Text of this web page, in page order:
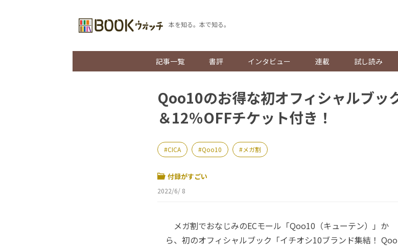
本を知る。本で知る。
記事一覧 書評 インタビュー 連載 試し読み
Qoo10のお得な初オフィシャルブッ
＆12％OFFチケット付き！
CICA Qoo10 メガ割
付録がすごい
2022/6/ 8
メガ割でおなじみのECモール「Qoo10（キューテン）」か
ら、初のオフィシャルブック「イチオシ10ブランド集結！ Qoo